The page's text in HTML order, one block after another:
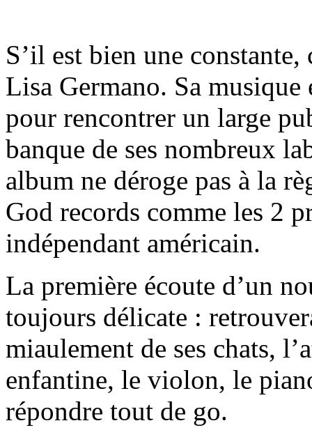
S’il est bien une
Lisa Germano. Sa
pour rencontrer un large
banque de ses nombreux
album ne déroge pas à la
God records comme les 2
indépendant américain.
La première écoute d’un
toujours délicate :
miaulement de ses chats,
enfantine, le violon, le
répondre tout de go.